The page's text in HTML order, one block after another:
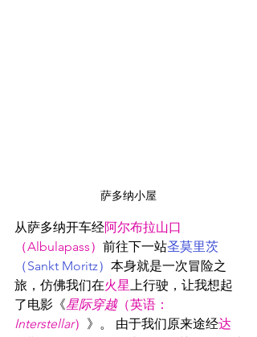
萨多纳小屋
从萨多纳开车经阿尔布拉山口
（Albulapass） 前往下一站圣莫里茨
（Sankt Moritz） 本身就是一次冒险之
旅，仿佛我们在火星 上行驶，让我想起
了电影《星际穿越（英语：
Interstellar） 》。 由于我们原来途经达